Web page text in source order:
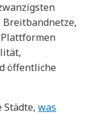
öffentliche
Städte,was